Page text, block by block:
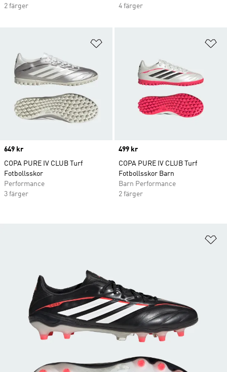
2 färger
4 färger
Price
649 kr
COPA PURE IV CLUB Turf
Fotbollsskor
Performance
3 färger
Price
499 kr
COPA PURE IV CLUB Turf
Fotbollsskor Barn
Barn Performance
2 färger